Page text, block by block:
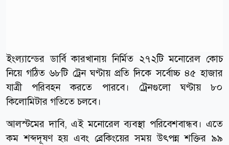
ইংল্যান্ডের ডার্বি কারখানায় নির্মিত ২৭২টি মনোরেল কোচ
নিয়ে গঠিত ৬৮টি ট্রেন ঘণ্টায় প্রতি দিকে সর্বোচ্চ ৪৫ হাজার
যাত্রী পরিবহন করতে পারবে। ট্রেনগুলো ঘণ্টায় ৮০
কিলোমিটার গতিতে চলবে।
আলস্টমের দাবি, এই মনোরেল ব্যবস্থা পরিবেশবান্ধব। এতে
কম শব্দদূষণ হয় এবং ব্রেকিংয়ের সময় উৎপন্ন শক্তির ৯৯